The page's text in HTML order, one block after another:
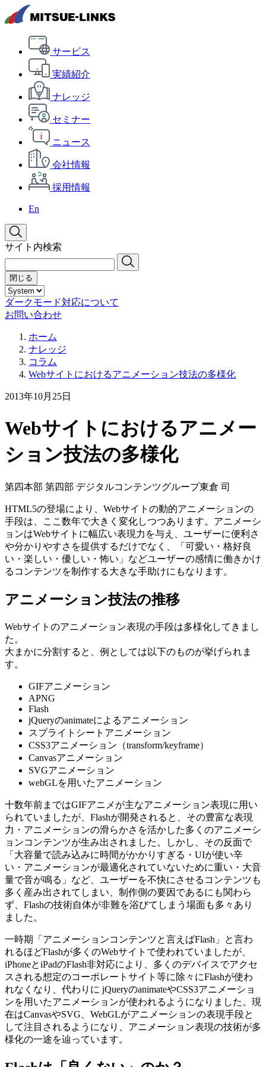
サービス
実績紹介
ナレッジ
セミナー
ニュース
会社情報
採用情報
En
サイト内検索
閉じる
ダークモード対応について
お問い合わせ
ホーム
ナレッジ
コラム
Webサイトにおけるアニメーション技法の多様化
2013年10月25日
Webサイトにおけるアニメー
ション技法の多様化
第四本部 第四部 デジタルコンテンツグループ東倉 司
HTML5の登場により、Webサイトの動的アニメーションの
手段は、ここ数年で大きく変化しつつあります。アニメーシ
ョンはWebサイトに幅広い表現力を与え、ユーザーに便利さ
や分かりやすさを提供するだけでなく、「可愛い・格好良
い・楽しい・優しい・怖い」などユーザーの感情に働きかけ
るコンテンツを制作する大きな手助けにもなります。
アニメーション技法の推移
Webサイトのアニメーション表現の手段は多様化してきまし
た。
大まかに分割すると、例としては以下のものが挙げられま
す。
GIFアニメーション
APNG
Flash
jQueryのanimateによるアニメーション
スプライトシートアニメーション
CSS3アニメーション（transform/keyframe）
Canvasアニメーション
SVGアニメーション
webGLを用いたアニメーション
十数年前まではGIFアニメが主なアニメーション表現に用い
られていましたが、Flashが開発されると、その豊富な表現
力・アニメーションの滑らかさを活かした多くのアニメーシ
ョンコンテンツが生み出されました。しかし、その反面で
「大容量で読み込みに時間がかかりすぎる・UIが使い辛
い・アニメーションが最適化されていないために重い・大音
量で音が鳴る」など、ユーザーを不快にさせるコンテンツも
多く産み出されてしまい、制作側の要因であるにも関わら
ず、Flashの技術自体が非難を浴びてしまう場面も多々あり
ました。
一時期「アニメーションコンテンツと言えばFlash」と言わ
れるほどFlashが多くのWebサイトで使われていましたが、
iPhoneとiPadのFlash非対応により、多くのデバイスでアクセ
スされる想定のコーポレートサイト等に除々にFlashが使わ
れなくなり、代わりに jQueryのanimateやCSS3アニメーショ
ンを用いたアニメーションが使われるようになりました。現
在はCanvasやSVG、WebGLがアニメーションの表現手段と
して注目されるようになり、アニメーション表現の技術が多
様化の一途を辿っています。